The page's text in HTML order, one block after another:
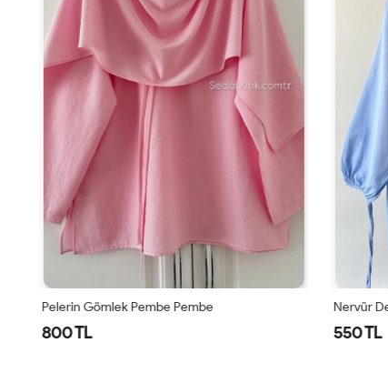
Pelerin Gömlek Pembe Pembe
800 TL
Nervür
550 TL